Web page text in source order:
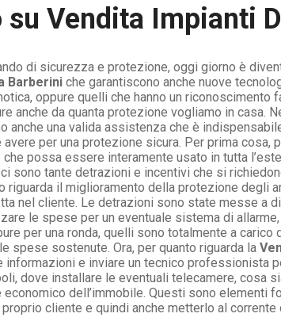
su Vendita Impianti
di sicurezza e protezione, oggi giorno è
Barberini che garantiscono anche nuove
oppure quelli che hanno un
anche da quanta protezione vogliamo in casa.
anche una valida assistenza che è
per una protezione sicura. Per prima cosa,
possa essere interamente usato in tutta
sono tante detrazioni e incentivi che si
il miglioramento della protezione degli
nel cliente. Le detrazioni sono state messe a
le spese per un eventuale sistema di
per una ronda, quelli sono totalmente a
spese sostenute. Ora, per quanto riguarda la
e inviare un tecnico professionista
dove installare le eventuali telecamere, cosa
economico dell’immobile. Questi sono
cliente e quindi anche metterlo al